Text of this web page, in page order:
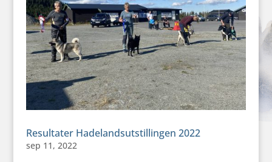
Resultater Hadelandsutstillingen 2022
sep 11, 2022